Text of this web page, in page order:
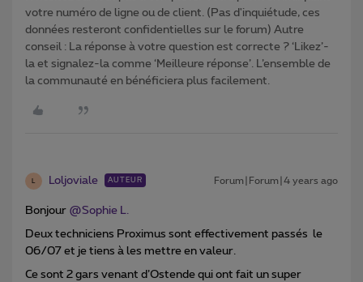
votre numéro de ligne ou de client. (Pas d'inquiétude, ces
données resteront confidentielles sur le forum) Autre
conseil : La réponse à votre question est correcte ? ‘Likez’-
la et signalez-la comme ‘Meilleure réponse’. L’ensemble de
la communauté en bénéficiera plus facilement.
Loljoviale AUTEUR Forum|Forum|4 years ago
Bonjour @Sophie L.
Deux techniciens Proximus sont effectivement passés le
06/07 et je tiens à les mettre en valeur.
Ce sont 2 gars venant d’Ostende qui ont fait un super